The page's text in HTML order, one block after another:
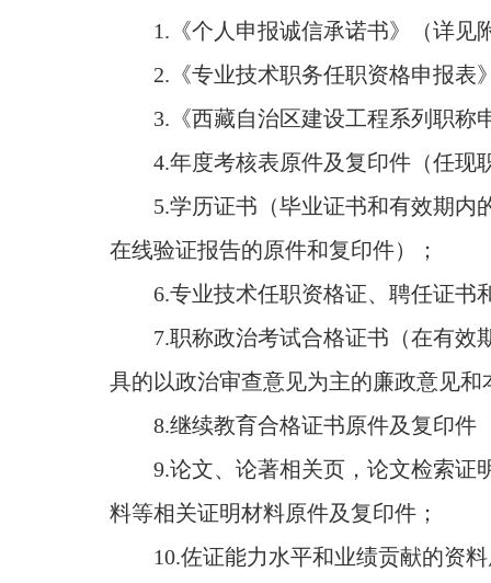
1. 《个人申报诚信承诺书》（详见
2. 《专业技术职务任职资格申报
3. 《西藏自治区建设工程系列职
4.年度考核表原件及复印件（任现
5.学历证书（毕业证书和有效期内
在线验证报告的原件和复印件）；
6.专业技术任职资格证、聘任证书
7.职称政治考试合格证书（在有效
具的以政治审查意见为主的廉政意见
8.继续教育合格证书原件及复印件
9.论文、论著相关页，论文检索证
料等相关证明材料原件及复印件；
10.佐证能力水平和业绩贡献的资